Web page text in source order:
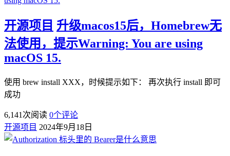
开源项目 升级macos15后，Homebrew无
法使用，提示Warning: You are using
macOS 15.
使用 brew install XXX，时候提示如下： 再次执行 install 即可
成功
6,141 次阅读 0个评论
开源项目 2024年9月18日